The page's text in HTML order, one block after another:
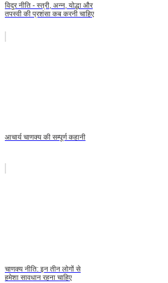
विदुर नीति - स्त्री, अन्न, योद्धा और
तपस्वी की प्रशंसा कब करनी चाहिए
आचार्य चाणक्य की सम्पूर्ण कहानी
चाणक्य नीति: इन तीन लोगों से
हमेशा सावधान रहना चाहिए